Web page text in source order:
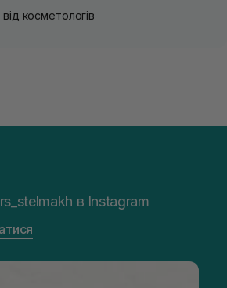
косметологів
в Instagram